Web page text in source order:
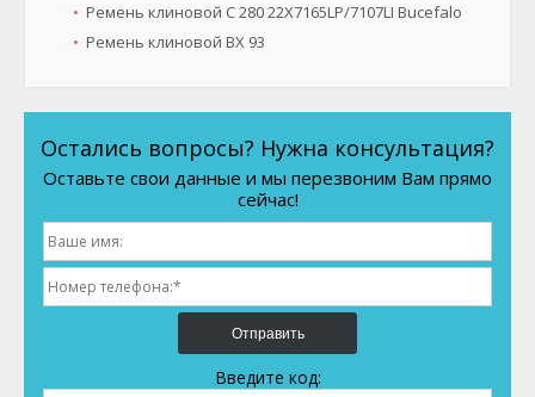
Ремень клиновой C 280 22X7165LP/7107LI Bucefalo
Ремень клиновой BX 93
Остались вопросы? Нужна консультация?
Оставьте свои данные и мы перезвоним Вам прямо
сейчас!
Отправить
Введите код: